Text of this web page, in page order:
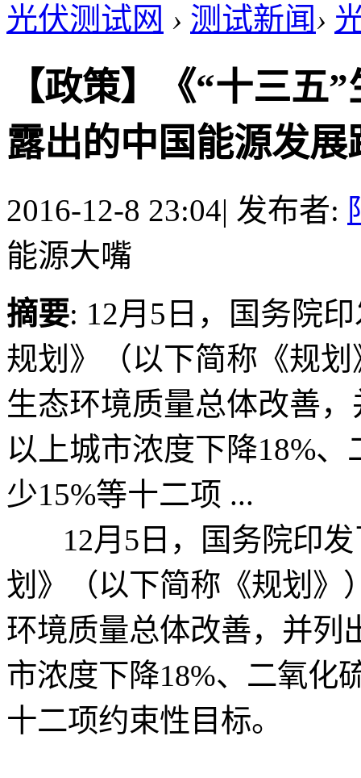
光伏测试网 › 测试新闻›
【政策】《“十三五
露出的中国能源发展
2016-12-8 23:04| 发布者:
能源大嘴
摘要: 12月5日，国务院
规划》（以下简称《规
生态环境质量总体改善
以上城市浓度下降18%
少15%等十二项 ...
12月5日，国务院印发
划》（以下简称《规划》
环境质量总体改善，并列
市浓度下降18%、二氧化
十二项约束性目标。